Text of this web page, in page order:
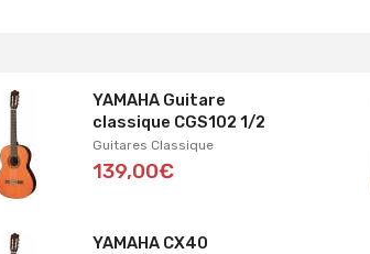
YAMAHA Guitare
classique CGS102 1/2
Guitares Classique
139,00€
YAMAHA CX40